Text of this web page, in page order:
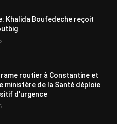
Khalida Boufedeche reçoit
routier à Constantine et
ministère de la Santé déploie
d’urgence